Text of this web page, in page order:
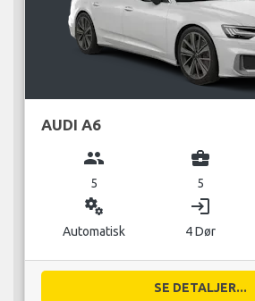
AUDI A6
group
5
business_center
5
miscellaneous_services
Automatisk
login
4 Dør
SE DETALJER...